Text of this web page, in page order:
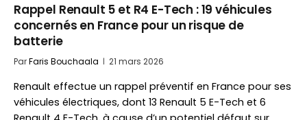
Rappel Renault 5 et R4 E-Tech : 19 véhicules
concernés en France pour un risque de
batterie
ParFaris Bouchaala 21 mars 2026
Renault effectue un rappel préventif en France pour ses
véhicules électriques, dont 13 Renault 5 E-Tech et 6